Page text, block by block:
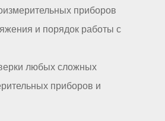
приборов
и порядок работы с
любых сложных
приборов и